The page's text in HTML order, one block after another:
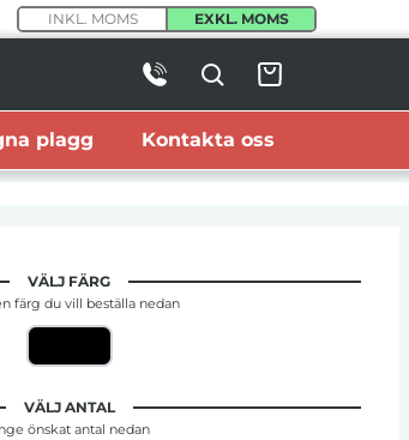
INKL. MOMS EXKL. MOMS
plagg Kontakta oss
VÄLJ FÄRG
färg du vill beställa nedan
VÄLJ ANTAL
önskat antal nedan